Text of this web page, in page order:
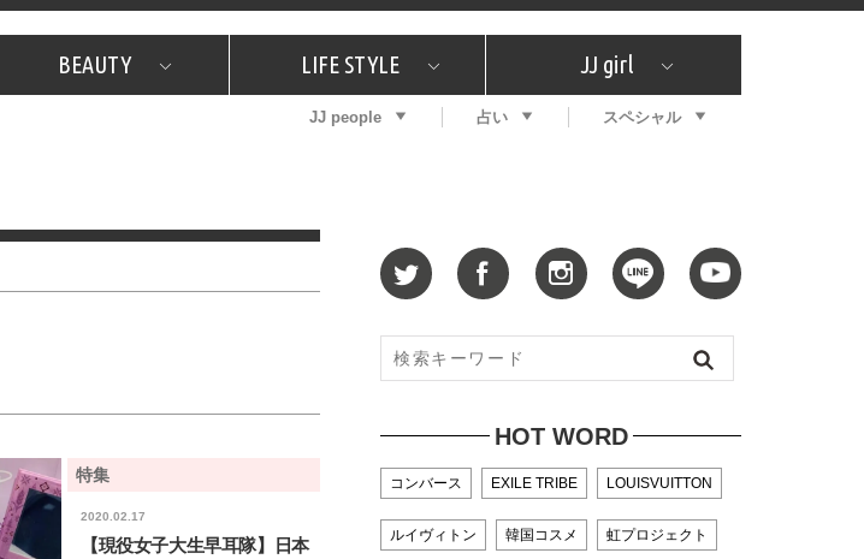
JJスタッフの"それどこの"？ プチプラ プレゼント
BEAUTY
コスメ全部試してみた What's NEW？ 特集
LIFE STYLE
JJグルメガイド エンタメ プレゼント
恋愛
JJ girl
特集 おしゃラン！
JJ people 占い スペシャル
特集
2020.02.17
【現役女子大生早耳隊】日本
HOT WORD
コンバース EXILE TRIBE LOUISVUITTON
ルイヴィトン 韓国コスメ 虹プロジェクト